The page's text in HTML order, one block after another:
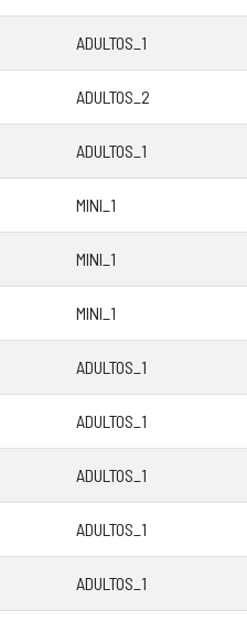
ADULTOS_1
ADULTOS_2
ADULTOS_1
MINI_1
MINI_1
MINI_1
ADULTOS_1
ADULTOS_1
ADULTOS_1
ADULTOS_1
ADULTOS_1